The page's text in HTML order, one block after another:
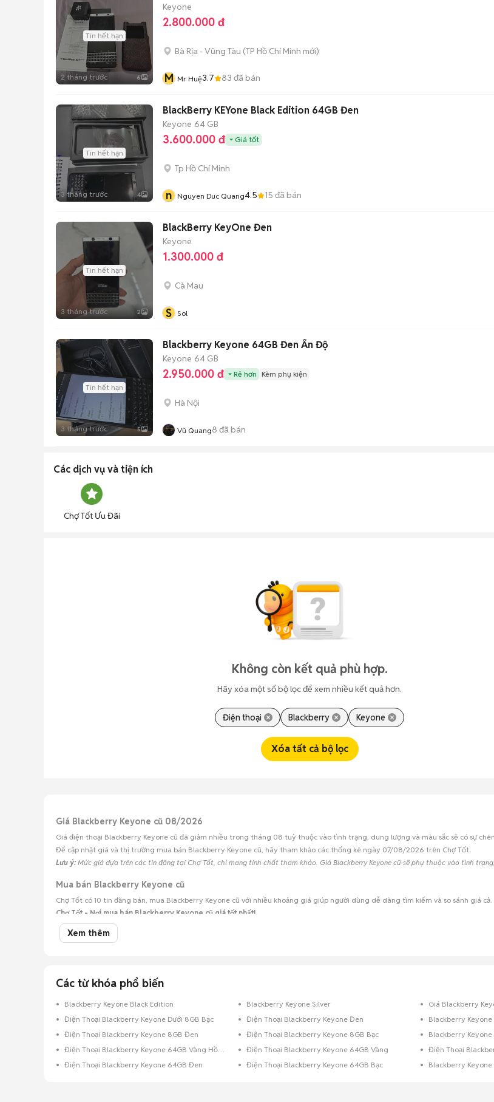
Tin hết hạn
2 tháng trước 6
Keyone
2.800.000 đ
Bà Rịa - Vũng Tàu (TP Hồ Chí Minh mới)
M Mr Huệ3.7 83 đã bán
Tin hết hạn
3 tháng trước 4
BlackBerry KEYone Black Edition 64GB Đen
Keyone 64 GB
3.600.000 đ Giá tốt
Tp Hồ Chí Minh
n Nguyen Duc Quang4.5 15 đã bán
Tin hết hạn
3 tháng trước 2
BlackBerry KeyOne Đen
Keyone
1.300.000 đ
Cà Mau
S Sol
Tin hết hạn
3 tháng trước 5
Blackberry Keyone 64GB Đen Ấn Độ
Keyone 64 GB
2.950.000 đ Rẻ hơn Kèm phụ kiện
Hà Nội
Vũ Quang8 đã bán
Các dịch vụ và tiện ích
Chợ Tốt Ưu Đãi
Không còn kết quả phù hợp.
Hãy xóa một số bộ lọc để xem nhiều kết quả hơn.
Điện thoại Blackberry Keyone
Xóa tất cả bộ lọc
Giá Blackberry Keyone cũ 08/2026
Giá điện thoại Blackberry Keyone cũ đã giảm nhiều trong tháng 08 tuỳ thuộc vào tình trạng, dung lượng và màu sắc sẽ có sự
Để cập nhật giá và thị trường mua bán Blackberry Keyone cũ, hãy tham khảo các thống kê ngày 07/08/2026 trên Chợ Tốt:
Lưu ý: Mức giá dựa trên các tin đăng tại Chợ Tốt, chỉ mang tính chất tham khảo. Giá Blackberry Keyone cũ sẽ phụ thuộc vào tình
Mua bán Blackberry Keyone cũ
Chợ Tốt có 10 tin đăng bán, mua Blackberry Keyone cũ với nhiều khoảng giá giúp người dùng dễ dàng tìm kiếm và so sánh giá cả.
Chợ Tốt - Nơi mua bán Blackberry Keyone cũ giá tốt nhất!
Xem thêm
Các từ khóa phổ biến
Blackberry Keyone Black Edition Blackberry Keyone Silver Giá Blackberry
Điện Thoại Blackberry Keyone Dưới 8GB Bạc
Điện Thoại Blackberry Keyone Đen Blackberry Keyone
Điện Thoại Blackberry Keyone 8GB Đen
Điện Thoại Blackberry Keyone 8GB Bạc Blackberry
Điện Thoại Blackberry Keyone 64GB Vàng Hồng
Điện Thoại Blackberry Keyone 64GB Vàng Điện Thoại
Điện Thoại Blackberry Keyone 64GB Đen
Điện Thoại Blackberry Keyone 64GB Bạc Blackberry